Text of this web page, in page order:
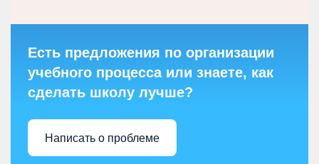
Есть предложения по организации
учебного процесса или знаете, как
сделать школу лучше?
Написать о проблеме